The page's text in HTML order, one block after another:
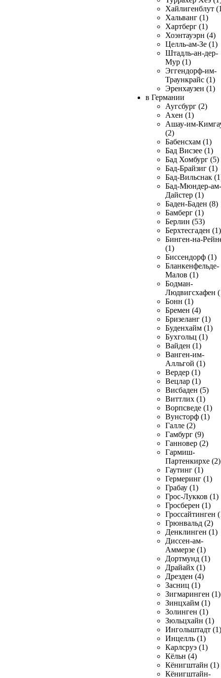
Хайлигенблут
Хальванг (1)
Хартберг (1)
Хоэнтауэрн (4)
Целль-ам-Зе (1)
Штадль-ан-дер-
Мур (1)
Эггендорф-им-
Траункрайс (1)
Эренхаузен (1)
в Германии
Аугсбург (2)
Ахен (1)
Ашау-им-
(2)
Бабенсхам (1)
Бад Висзее (1)
Бад Хомбург (5)
Бад-Брайзиг (1)
Бад-Вильснак
Бад-Мюндер-ам-
Дайстер (1)
Баден-Баден (8)
Бамберг (1)
Берлин (53)
Берхтесгаден (1)
Бинген-на-
(1)
Биссендорф (1)
Бланкенфельде-
Малов (1)
Бодман-
Людвигсхафен
Бонн (1)
Бремен (4)
Бризеланг (1)
Буденхайм (1)
Бухгольц (1)
Вайден (1)
Ванген-им-
Алльгой (1)
Вердер (1)
Вецлар (1)
Висбаден (5)
Виттлих (1)
Ворпсведе (1)
Вунсторф (1)
Галле (2)
Гамбург (9)
Ганновер (2)
Гармиш-
Партенкирхе (2)
Гаутинг (1)
Гермеринг (1)
Грабау (1)
Грос-Лукков (1)
Гросберен (1)
Гроссайтинген
Грюнвальд (2)
Денклинген (1)
Диссен-ам-
Аммерзе (1)
Дортмунд (1)
Драйайх (1)
Дрезден (4)
Засниц (1)
Зигмаринген (1)
Зинцхайм (1)
Золинген (1)
Зюльцхайн (1)
Ингольштадт (1)
Инцелль (1)
Карлсруэ (1)
Кёльн (4)
Кёнигштайн (1)
Кёнигштайн-